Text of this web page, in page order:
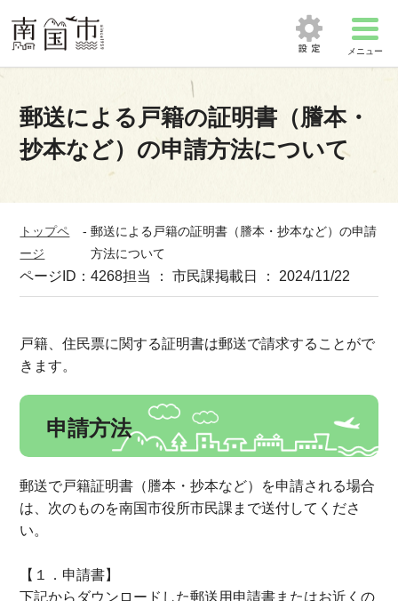
メニュー
郵送による戸籍の証明書（謄本・
抄本など）の申請方法について
トップペ
ージ
-郵送による戸籍の証明書（謄本・抄本など）の申請
方法について
ページID：4268担当 ： 市民課掲載日 ： 2024/11/22
戸籍、住民票に関する証明書は郵送で請求することがで
きます。
申請方法
郵送で戸籍証明書（謄本・抄本など）を申請される場合
は、次のものを南国市役所市民課まで送付してくださ
い。
【１．申請書】
下記からダウンロードした郵送用申請書またはお近くの